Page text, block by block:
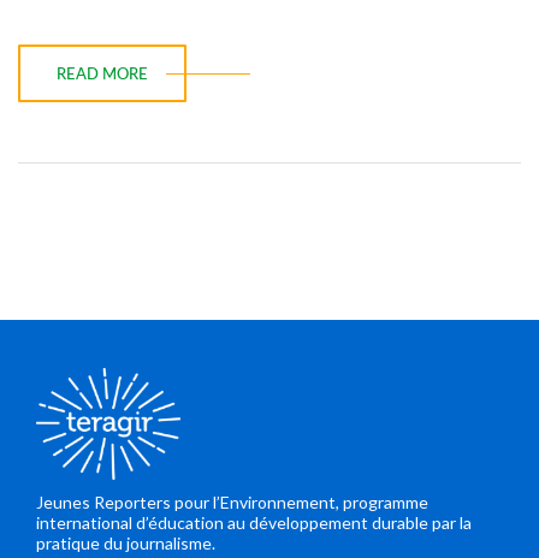
READ MORE
Jeunes Reporters pour l’Environnement, programme
international d’éducation au développement durable par la
pratique du journalisme.